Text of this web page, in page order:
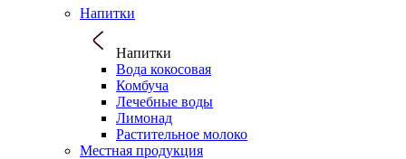
Напитки
Напитки
Вода кокосовая
Комбуча
Лечебные воды
Лимонад
Растительное молоко
Местная продукция